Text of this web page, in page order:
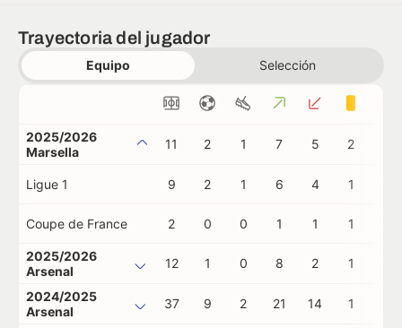
Trayectoria del jugador
Equipo Selección
2025/2026
Marsella
11 2 1 7 5 2
Ligue 1 9 2 1 6 4 1
Coupe de France 2 0 0 1 1 1
2025/2026
Arsenal
12 1 0 8 2 1
2024/2025
Arsenal
37 9 2 21 14 1